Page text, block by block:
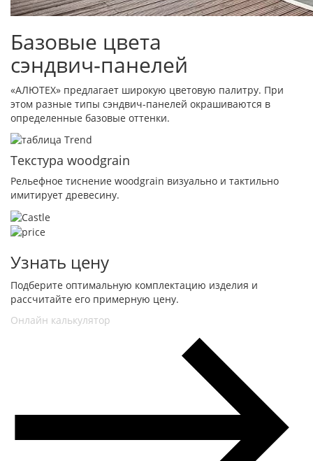
Базовые цвета
сэндвич‑панелей
«АЛЮТЕХ» предлагает широкую цветовую палитру. При
этом разные типы сэндвич-панелей окрашиваются в
определенные базовые оттенки.
Текстура woodgrain
Рельефное тиснение woodgrain визуально и тактильно
имитирует древесину.
Узнать цену
Подберите оптимальную комплектацию изделия и
рассчитайте его примерную цену.
Онлайн калькулятор